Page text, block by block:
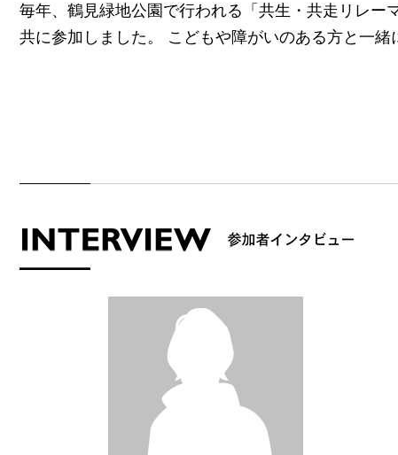
毎年、鶴見緑地公園で行われる「共生・共走リレ
共に参加しました。 こどもや障がいのある方と一緒